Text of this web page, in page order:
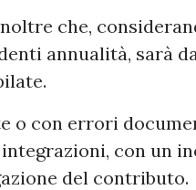
che,
annualità, sarà
o con errori
con un
del contributo.